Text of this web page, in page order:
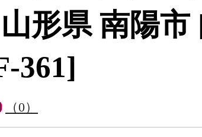
形県 南陽市
361]
（0）